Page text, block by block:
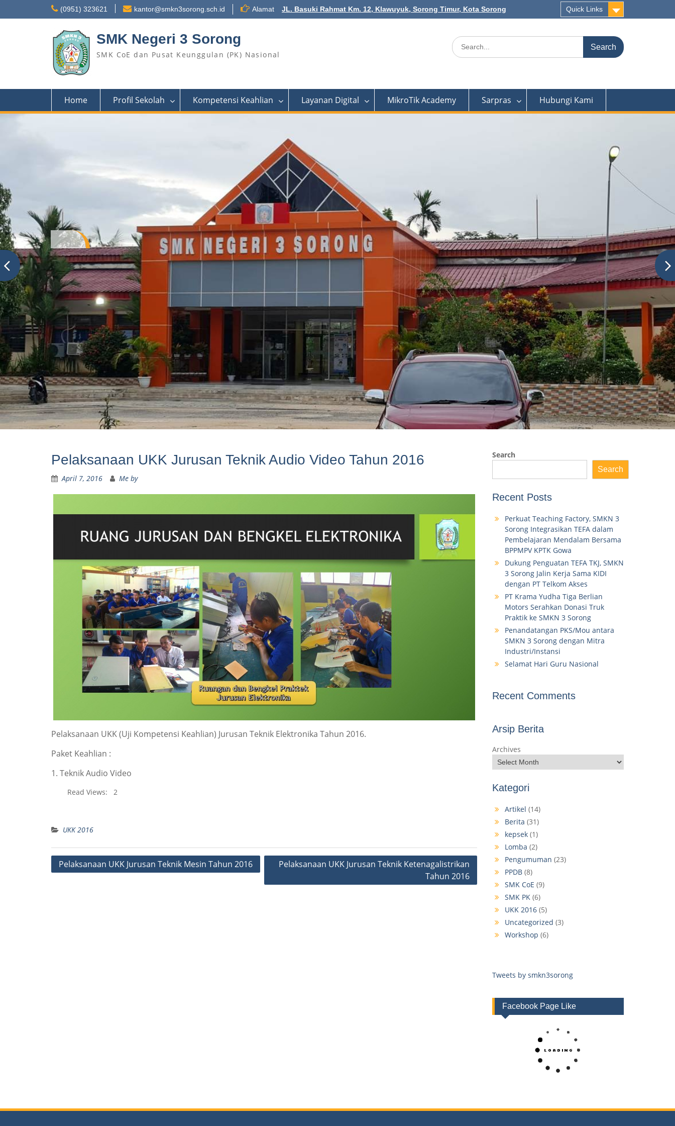
(0951) 323621 kantor@smkn3sorong.sch.id Alamat JL. Basuki Rahmat Km. 12, Klawuyuk, Sorong Timur, Kota Sorong Quick Links
SMK Negeri 3 Sorong
SMK CoE dan Pusat Keunggulan (PK) Nasional
Search
for:
Home Profil Sekolah Kompetensi Keahlian Layanan Digital MikroTik Academy Sarpras Hubungi Kami
Pelaksanaan UKK Jurusan Teknik Audio Video Tahun 2016
April 7, 2016 Me by
Pelaksanaan UKK (Uji Kompetensi Keahlian) Jurusan Teknik Elektronika Tahun 2016.
Paket Keahlian :
1. Teknik Audio Video
Read Views: 2
UKK 2016
Post
Pelaksanaan UKK Jurusan Teknik Mesin Tahun 2016
Pelaksanaan UKK Jurusan Teknik Ketenagalistrikan
Tahun 2016
Search
Search
Recent Posts
Perkuat Teaching Factory, SMKN 3
Sorong Integrasikan TEFA dalam
Pembelajaran Mendalam Bersama
BPPMPV KPTK Gowa
Dukung Penguatan TEFA TKJ, SMKN
3 Sorong Jalin Kerja Sama KIDI
dengan PT Telkom Akses
PT Krama Yudha Tiga Berlian
Motors Serahkan Donasi Truk
Praktik ke SMKN 3 Sorong
Penandatangan PKS/Mou antara
SMKN 3 Sorong dengan Mitra
Industri/Instansi
Selamat Hari Guru Nasional
Recent Comments
Arsip Berita
Archives
Kategori
Artikel (14)
Berita (31)
kepsek(1)
Lomba (2)
Pengumuman (23)
PPDB(8)
SMK CoE (9)
SMK PK(6)
UKK 2016(5)
Uncategorized (3)
Workshop (6)
Tweets by smkn3sorong
Facebook Page Like